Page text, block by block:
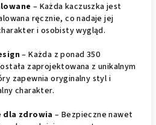
– Każda kaczuszka jest
ręcznie, co nadaje jej
i osobisty wygląd.
– Każda z ponad 350
zaprojektowana z unikalnym
zapewnia oryginalny styl i
charakter.
dla zdrowia – Bezpieczne nawet